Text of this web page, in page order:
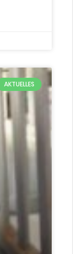
AKTUELLES